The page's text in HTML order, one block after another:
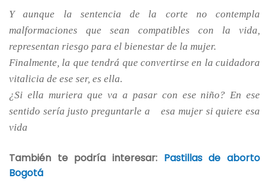
Y aunque la sentencia de la corte no contempla
malformaciones que sean compatibles con la vida,
representan riesgo para el bienestar de la mujer.
Finalmente, la que tendrá que convertirse en la cuidadora
vitalicia de ese ser, es ella.
¿Si ella muriera que va a pasar con ese niño? En ese
sentido sería justo preguntarle a esa mujer si quiere esa
vida
También te podría interesar: Pastillas de aborto
Bogotá